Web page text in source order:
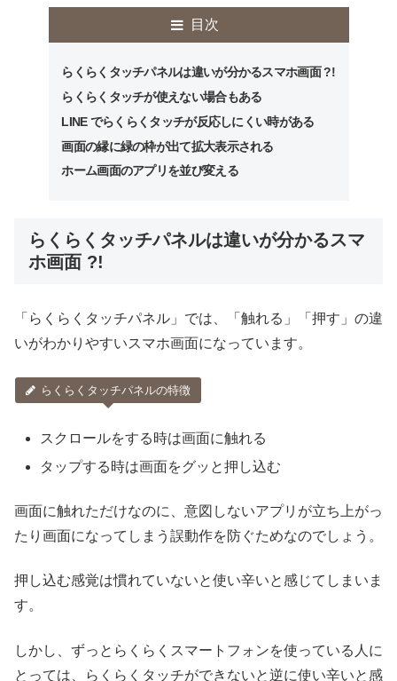
目次
らくらくタッチパネルは違いが分かるスマホ画面 ?!
らくらくタッチが使えない場合もある
LINE でらくらくタッチが反応しにくい時がある
画面の縁に緑の枠が出て拡大表示される
ホーム画面のアプリを並び変える
らくらくタッチパネルは違いが分かるスマ
ホ画面 ?!
「らくらくタッチパネル」では、「触れる」「押す」の違
いがわかりやすいスマホ画面になっています。
らくらくタッチパネルの特徴
スクロールをする時は画面に触れる
タップする時は画面をグッと押し込む
画面に触れただけなのに、意図しないアプリが立ち上がっ
たり画面になってしまう誤動作を防ぐためなのでしょう。
押し込む感覚は慣れていないと使い辛いと感じてしまいま
す。
しかし、ずっとらくらくスマートフォンを使っている人に
とっては、らくらくタッチができないと逆に使い辛いと感